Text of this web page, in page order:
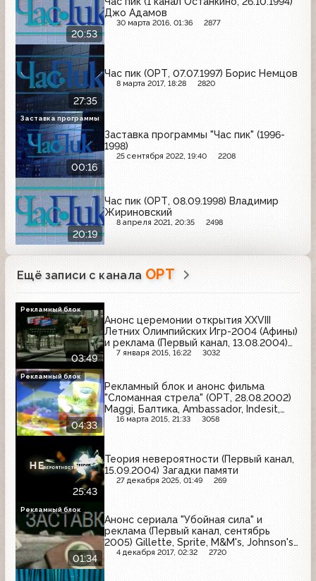
20:53
Джо Адамов
30 марта 2016, 01:36 2877
27:35
Час пик (ОРТ, 07.07.1997) Борис Немцов
8 марта 2017, 18:28 2820
00:16
Заставка программы "Час пик" (1996-
1998)
25 сентября 2022, 19:40 2208
Заставка программы
20:19
Час пик (ОРТ, 08.09.1998) Владимир
Жириновский
8 апреля 2021, 20:35 2498
Ещё записи с канала ОРТ
03:49
Анонс церемонии открытия XXVIII
Летних Олимпийских Игр-2004 (Афины)
и реклама (Первый канал, 13.08.2004)
Orbit, Stimorol, Lady Speed Stick, ПИТ,
7 января 2015, 16:22 3032
Рекламный блок
04:33
Рекламный блок и анонс фильма
"Сломанная стрела" (ОРТ, 28.08.2002)
Maggi, Балтика, Ambassador, Indesit,
Colgate, Балтимор, Milagro, Elseve,
16 марта 2015, 21:33 3058
Рекламный блок
25:43
Теория невероятности (Первый канал,
15.09.2004) Загадки памяти
27 декабря 2025, 01:49 269
01:34
Анонс сериала "Убойная сила" и
реклама (Первый канал, сентябрь
2005) Gillette, Sprite, M&M's, Johnson's
Baby
4 декабря 2017, 02:32 2720
Рекламный блок